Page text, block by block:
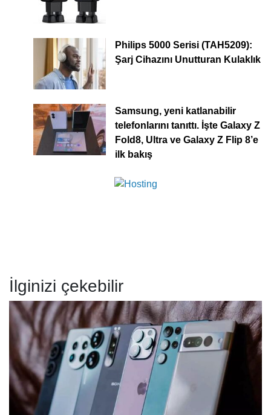
Philips 5000 Serisi (TAH5209):
Şarj Cihazını Unutturan Kulaklık
Samsung, yeni katlanabilir
telefonlarını tanıttı. İşte Galaxy Z
Fold8, Ultra ve Galaxy Z Flip 8’e
ilk bakış
İlginizi çekebilir